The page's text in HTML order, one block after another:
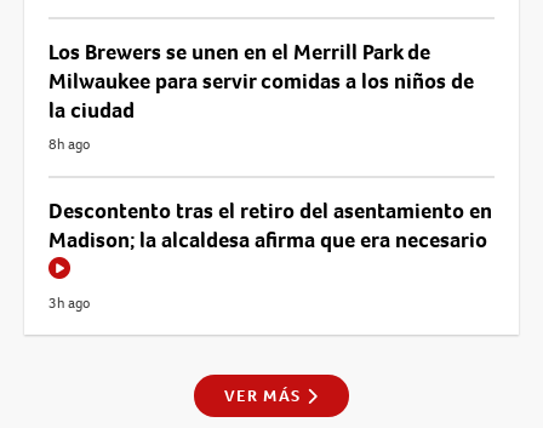
Los Brewers se unen en el Merrill Park de
Milwaukee para servir comidas a los niños de
la ciudad
8h ago
Descontento tras el retiro del asentamiento en
Madison; la alcaldesa afirma que era necesario
3h ago
VER MÁS